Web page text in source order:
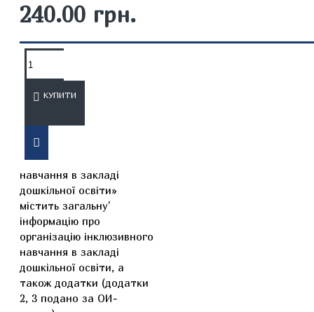
240.00 грн.
КУПИТИ
ОПИС
Навчально-методичний
посібник «Інклюзивне
навчання в закладі
дошкільної освіти»
містить загальну'
інформацію про
організацію інклюзивного
навчання в закладі
дошкільної освіти, а
також додатки (додатки
2, 3 подано за ОИ-